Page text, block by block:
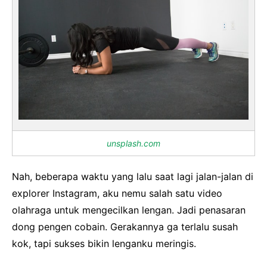
unsplash.com
Nah, beberapa waktu yang lalu saat lagi jalan-jalan di
explorer Instagram, aku nemu salah satu video
olahraga untuk mengecilkan lengan. Jadi penasaran
dong pengen cobain. Gerakannya ga terlalu susah
kok, tapi sukses bikin lenganku meringis.